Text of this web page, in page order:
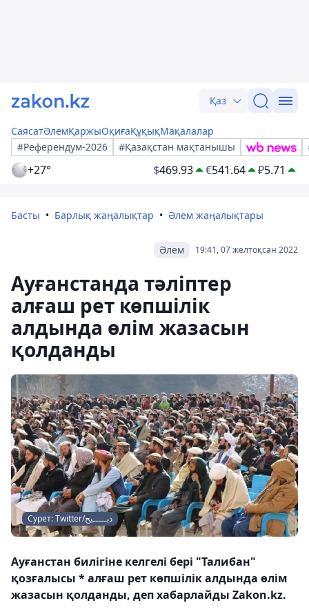
Қаз
СаясатӘлемҚаржыОқиғаҚұқықМақалалар
#Референдум-2026
#Қазақстан мақтанышы
+27° $469.93 €541.64 ₽5.71
Басты Барлық жаңалықтар Әлем жаңалықтары
19:41, 07 желтоқсан 2022
Әлем
Ауғанстанда тәліптер
алғаш рет көпшілік
алдында өлім жазасын
қолданды
Сурет: Twitter/ذبـــــیح
Ауғанстан билігіне келгелі бері "Талибан"
қозғалысы * алғаш рет көпшілік алдында өлім
жазасын қолданды, деп хабарлайды Zakon.kz.